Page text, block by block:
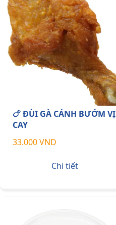
🍗 ĐÙI GÀ CÁNH BƯỚM VỊ
CAY
33.000 VND
Chi tiết